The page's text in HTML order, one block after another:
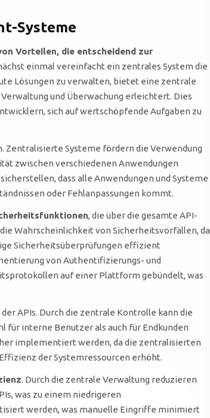
Systeme
Vorteilen, die entscheidend zur
einmal vereinfacht ein zentrales System die
Lösungen zu verwalten, bietet eine zentrale
und Überwachung erleichtert. Dies
sich auf wertschöpfende Aufgaben zu
Zentralisierte Systeme fördern die Verwendung
zwischen verschiedenen Anwendungen
dass alle Anwendungen und Systeme
oder Fehlanpassungen kommt.
, die über die gesamte API-
Wahrscheinlichkeit von Sicherheitsvorfällen, da
Sicherheitsüberprüfungen effizient
von Authentifizierungs- und
auf einer Plattform gebündelt, was
der APIs. Durch die zentrale Kontrolle kann die
interne Benutzer als auch für Endkunden
implementiert werden, da die zentralisierten
der Systemressourcen erhöht.
. Durch die zentrale Verwaltung reduzieren
was zu einem niedrigeren
werden, was manuelle Eingriffe minimiert